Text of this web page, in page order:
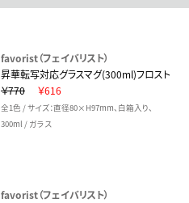
favorist（フェイバリスト）
昇華転写対応グラスマグ(300ml)フロスト
￥770
￥616
全1色 / サイズ：直径80×H97mm、白箱入り、
300ml / ガラス
favorist（フェイバリスト）